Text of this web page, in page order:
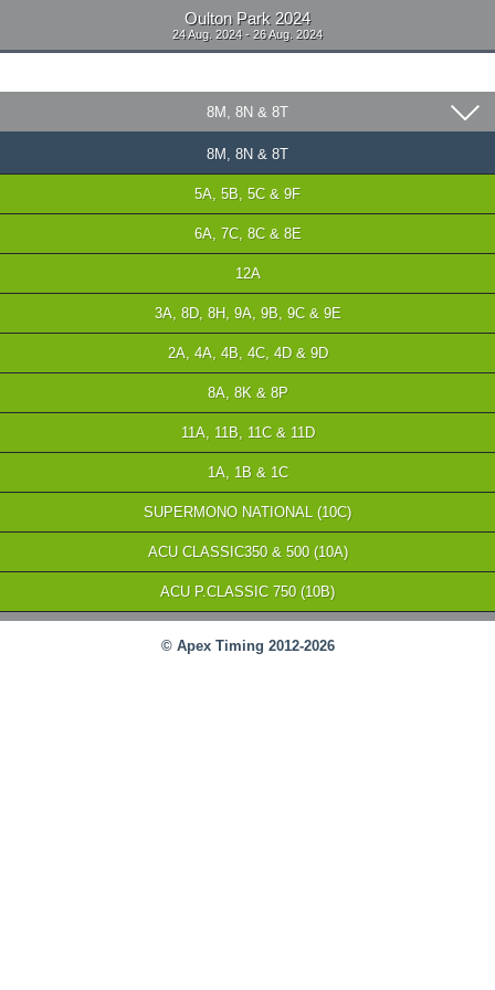
Oulton Park 2024
24 Aug. 2024 - 26 Aug. 2024
8M, 8N & 8T
8M, 8N & 8T
5A, 5B, 5C & 9F
6A, 7C, 8C & 8E
12A
3A, 8D, 8H, 9A, 9B, 9C & 9E
2A, 4A, 4B, 4C, 4D & 9D
8A, 8K & 8P
11A, 11B, 11C & 11D
1A, 1B & 1C
SUPERMONO NATIONAL (10C)
ACU CLASSIC350 & 500 (10A)
ACU P.CLASSIC 750 (10B)
© Apex Timing 2012-2026